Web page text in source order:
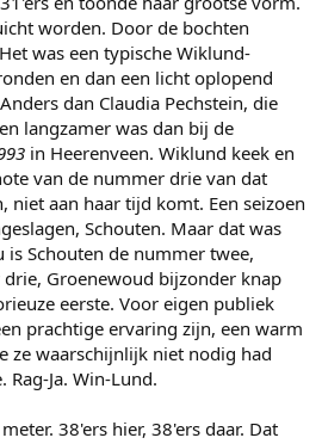
worden. Door de bochten
was een typische Wiklund-
en dan een licht oplopend
dan Claudia Pechstein, die
langzamer was dan bij de
in Heerenveen. Wiklund keek en
van de nummer drie van dat
niet aan haar tijd komt. Een seizoen
Schouten. Maar dat was
is Schouten de nummer twee,
Groenewoud bijzonder knap
eerste. Voor eigen publiek
prachtige ervaring zijn, een warm
ze waarschijnlijk niet nodig had
Ja. Win-Lund.
38'ers hier, 38'ers daar. Dat